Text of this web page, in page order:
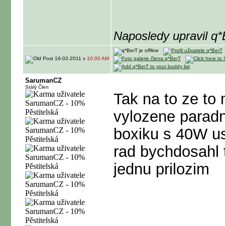
Naposledy upravil
16-02-2011 v 10:00 AM
SarumanCZ
Stálý Člen
Tak na to ze to
vylozene
boxiku s 40W
rad
jednu prilozim